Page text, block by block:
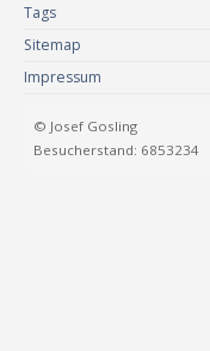
Tags
Sitemap
Impressum
© Josef Gosling
Besucherstand: 6853234